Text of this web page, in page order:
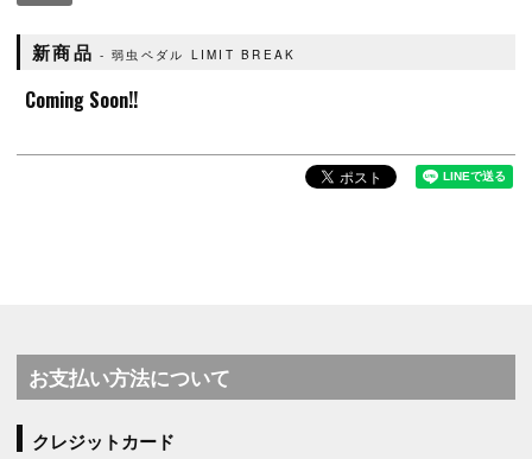
新商品 弱虫ペダル LIMIT BREAK
Coming Soon!!
お支払い方法について
クレジットカード